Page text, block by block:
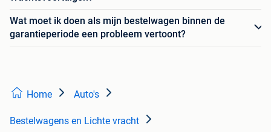
Wat moet ik doen als mijn bestelwagen binnen de
garantieperiode een probleem vertoont?
Home Auto's
Bestelwagens en Lichte vracht